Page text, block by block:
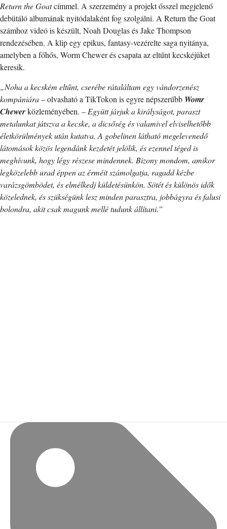
Return the Goatcímmel. A szerzemény a projekt ősszel megjelenő
debütáló albumának nyitódalaként fog szolgálni. A Return the Goat
számhoz videó is készült, Noah Douglas és Jake Thompson
rendezésében. A klip egy epikus, fantasy-vezérelte saga nyitánya,
amelyben a főhős, Worm Chewer és csapata az eltűnt kecskéjüket
keresik.
„Noha a kecském eltűnt, cserébe rátaláltam egy vándorzenész
kompániára– olvasható a TikTokon is egyre népszerűbb Womr
Chewerközleményében. – Együtt járjuk a királyságot, paraszt
metalunkat játszva a kecske, a dicsőség és valamivel elviselhetőbb
életkörülmények után kutatva. A gobelinen látható megelevenedő
látomások közös legendánk kezdetét jelölik, és ezennel téged is
meghívunk, hogy légy részese mindennek. Bizony mondom, amikor
legközelebb urad éppen az érméit számolgatja, ragadd kézbe
varázsgömbödet, és elmélkedj küldetésünkön. Sötét és különös idők
közelednek, és szükségünk lesz minden parasztra, jobbágyra és falusi
bolondra, akit csak magunk mellé tudunk állítani.”